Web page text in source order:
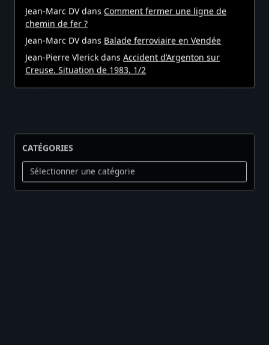
Jean-Marc DVdans Comment fermer une ligne de
chemin de fer ?
Jean-Marc DVdans Balade ferroviaire en Vendée
Jean-Pierre Vlerick dans Accident d’Argenton sur
Creuse. Situation de 1983. 1/2
Catégories